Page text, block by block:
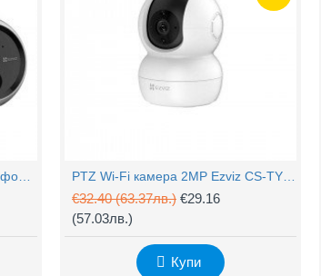
€32.40(63.37лв.) €29.16
(57.03лв.)
Купи